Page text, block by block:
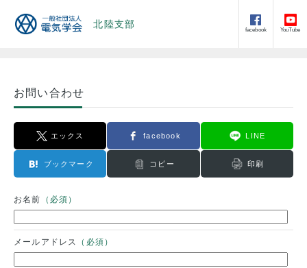
北陸支部
facebook YouTube
お問い合わせ
エックス facebook LINE
ブックマーク コピー 印刷
お名前 （必須）
メールアドレス （必須）